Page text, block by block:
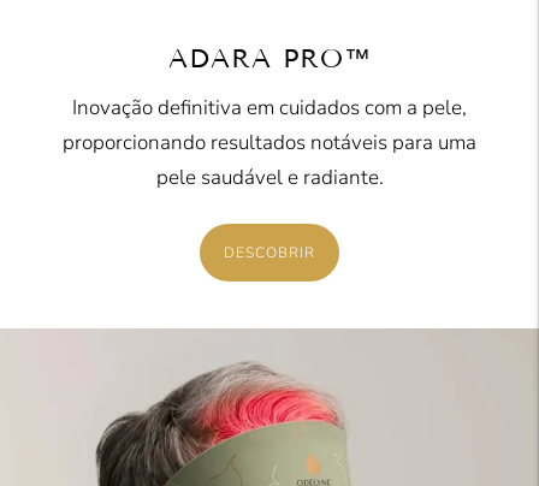
ADARA PRO™
Inovação definitiva em cuidados com a pele,
proporcionando resultados notáveis para uma
pele saudável e radiante.
DESCOBRIR